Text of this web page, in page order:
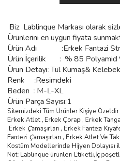
Biz Lablinque Markası olarak
Ürünlerini en uygun fiyata
Ürün Adı :Erkek Fantazi
Ürün İçerilik : % 85 Polyamid
Ürün Detayı: Tül Kumaş&
Renk :Resimdeki
Beden : M-L-XL
Ürün Parça Sayısı:1
Sitemizdeki Tüm Ürünler Kişiye
Erkek Atlet , Erkek Çorap , Erkek
,Erkek Çamaşırları , Erkek Fantezi Kı
Fantezi Çamaşırları , Erkek Atlet Ve Takı
Kostüm Modellerinde Hijyen Dolayısı
Not: Lablinque ürünleri Etiketli,İç